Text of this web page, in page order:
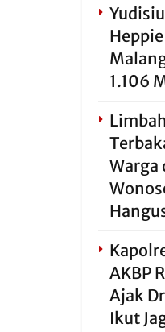
1.106
Warga
AKBP
Ajak
Ikut